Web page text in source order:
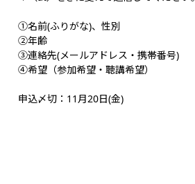
①名前(ふりがな)、性別
②年齢
③連絡先(メールアドレス・携帯番号)
④希望（参加希望・聴講希望）
申込〆切：11月20日(金)